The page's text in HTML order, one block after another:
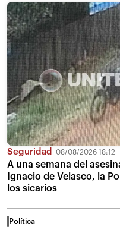
Seguridad 08/08/2026 18:12
A una semana del
Ignacio de Velasco, la
los sicarios
Política